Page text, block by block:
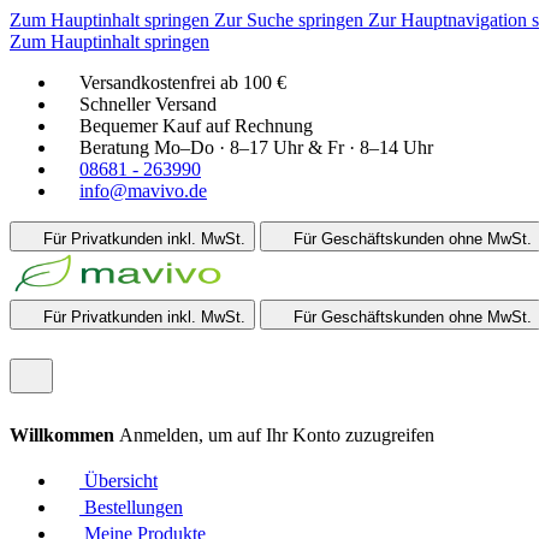
Zum Hauptinhalt springen Zur Suche springen Zur Hauptnavigation
Zum Hauptinhalt springen
Versandkostenfrei ab 100 €
Schneller Versand
Bequemer Kauf auf Rechnung
Beratung Mo–Do · 8–17 Uhr & Fr · 8–14 Uhr
08681 - 263990
info@mavivo.de
Für Privatkunden inkl. MwSt. Für Geschäftskunden ohne MwSt.
Für Privatkunden inkl. MwSt. Für Geschäftskunden ohne MwSt.
Willkommen Anmelden, um auf Ihr Konto zuzugreifen
Übersicht
Bestellungen
Meine Produkte